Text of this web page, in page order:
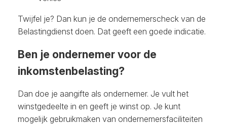
Twijfel je? Dan kun je de ondernemerscheck van de
Belastingdienst doen. Dat geeft een goede indicatie.
Ben je ondernemer voor de
inkomstenbelasting?
Dan doe je aangifte als ondernemer. Je vult het
winstgedeelte in en geeft je winst op. Je kunt
mogelijk gebruikmaken van ondernemersfaciliteiten